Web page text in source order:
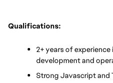
Qualifications:
2+ years of
development and
Strong Javascript and